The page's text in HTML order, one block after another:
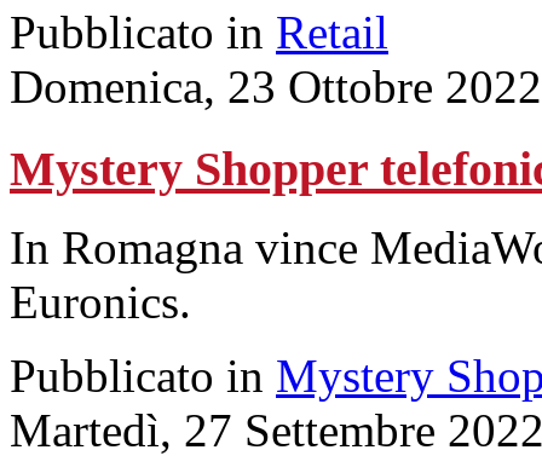
Pubblicato in Retail
Domenica, 23 Ottobre
Mystery Shopper
In Romagna vince
Euronics.
Pubblicato in Mystery
Martedì, 27 Settembre